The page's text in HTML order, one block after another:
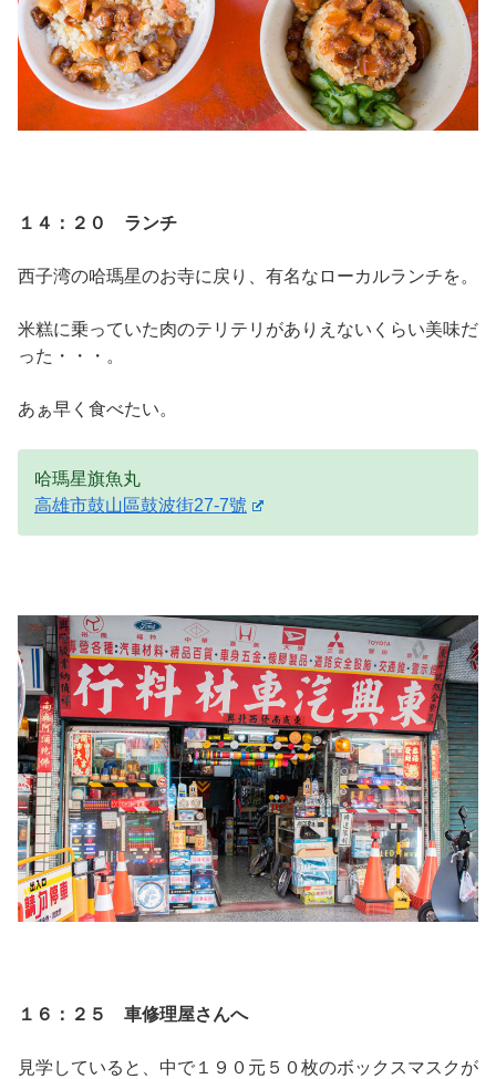
１４：２０ ランチ
西子湾の哈瑪星のお寺に戻り、有名なローカルランチを。
米糕に乗っていた肉のテリテリがありえないくらい美味だ
った・・・。
あぁ早く食べたい。
哈瑪星旗魚丸
高雄市鼓山區鼓波街27-7號
１６：２５ 車修理屋さんへ
見学していると、中で１９０元５０枚のボックスマスクが